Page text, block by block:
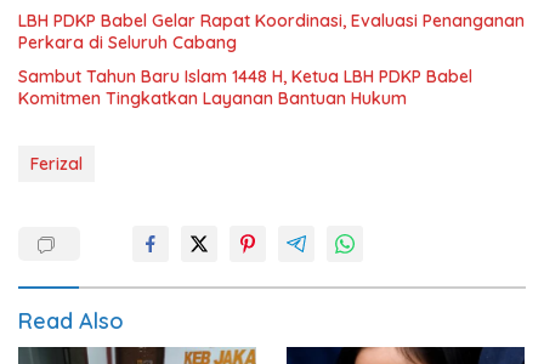
LBH PDKP Babel Gelar Rapat Koordinasi, Evaluasi Penanganan
Perkara di Seluruh Cabang
Sambut Tahun Baru Islam 1448 H, Ketua LBH PDKP Babel
Komitmen Tingkatkan Layanan Bantuan Hukum
Ferizal
Read Also